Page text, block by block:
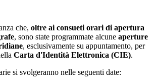
che, oltre ai consueti orari di apertura
, sono state programmate alcune aperture
, esclusivamente su appuntamento, per
Carta d'Identità Elettronica (CIE).
si svolgeranno nelle seguenti date: